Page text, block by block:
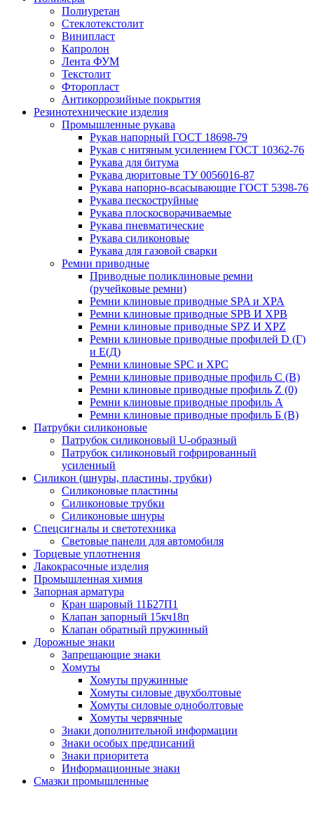
Полиуретан
Стеклотекстолит
Винипласт
Капролон
Лента ФУМ
Текстолит
Фторопласт
Антикоррозийные покрытия
Резинотехнические изделия
Промышленные рукава
Рукав напорный ГОСТ 18698-79
Рукав с нитяным усилением ГОСТ 10362-76
Рукава для битума
Рукава дюритовые ТУ 0056016-87
Рукава напорно-всасывающие ГОСТ 5398-76
Рукава пескоструйные
Рукава плоскосворачиваемые
Рукава пневматические
Рукава силиконовые
Рукава для газовой сварки
Ремни приводные
Приводные поликлиновые ремни
(ручейковые ремни)
Ремни клиновые приводные SPA и XPA
Ремни клиновые приводные SPB И XPB
Ремни клиновые приводные SPZ И XPZ
Ремни клиновые приводные профилей D (Г)
и Е(Д)
Ремни клиновые SPC и XPC
Ремни клиновые приводные профиль C (В)
Ремни клиновые приводные профиль Z (0)
Ремни клиновые приводные профиль А
Ремни клиновые приводные профиль Б (B)
Патрубки силиконовые
Патрубок силиконовый U-образный
Патрубок силиконовый гофрированный
усиленный
Силикон (шнуры, пластины, трубки)
Силиконовые пластины
Силиконовые трубки
Силиконовые шнуры
Спецсигналы и светотехника
Световые панели для автомобиля
Торцевые уплотнения
Лакокрасочные изделия
Промышленная химия
Запорная арматура
Кран шаровый 11Б27П1
Клапан запорный 15кч18п
Клапан обратный пружинный
Дорожные знаки
Запрещающие знаки
Хомуты
Хомуты пружинные
Хомуты силовые двухболтовые
Хомуты силовые одноболтовые
Хомуты червячные
Знаки дополнительной информации
Знаки особых предписаний
Знаки приоритета
Информационные знаки
Смазки промышленные